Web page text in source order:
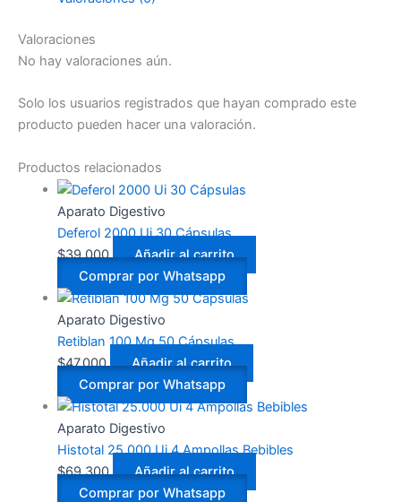
Valoraciones
No hay valoraciones aún.
Solo los usuarios registrados que hayan comprado este
producto pueden hacer una valoración.
Productos relacionados
Aparato Digestivo
Deferol 2000 Ui 30 Cápsulas
$39.000
Añadir al carrito
Comprar por Whatsapp
Aparato Digestivo
Retiblan 100 Mg 50 Cápsulas
$47.000
Añadir al carrito
Comprar por Whatsapp
Aparato Digestivo
Histotal 25.000 Ui 4 Ampollas Bebibles
$69.300
Añadir al carrito
Comprar por Whatsapp